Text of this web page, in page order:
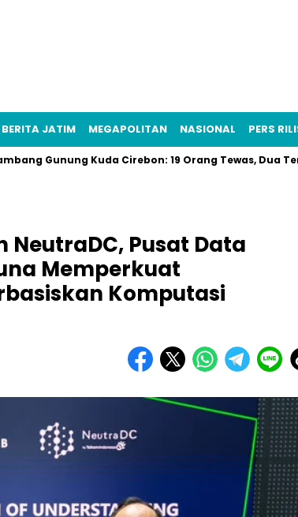
BERITA JATIM MEGAPOLITAN NASIONAL PERS
Kuda Cirebon: 19 Orang Tewas, Dua
Pusat Data
Memperkuat
Komputasi